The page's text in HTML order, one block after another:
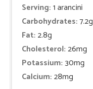
Serving:1arancini
Carbohydrates:7.2g
Fat:2.8g
Cholesterol:26mg
Potassium:30mg
Calcium:28mg